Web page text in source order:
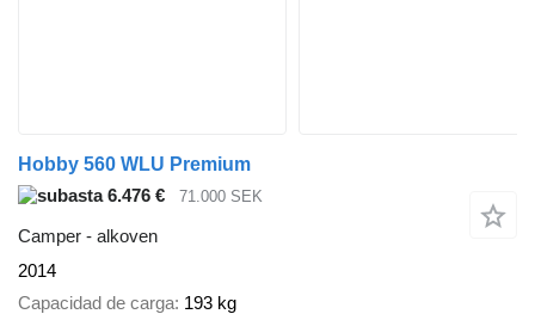
Hobby 560 WLU Premium
6.476 €
71.000 SEK
Camper - alkoven
2014
Capacidad de carga 193 kg